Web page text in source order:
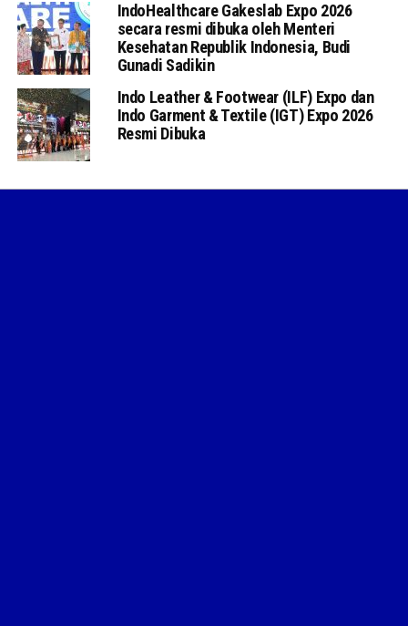
IndoHealthcare Gakeslab Expo 2026
secara resmi dibuka oleh Menteri
Kesehatan Republik Indonesia, Budi
Gunadi Sadikin
Indo Leather & Footwear (ILF) Expo dan
Indo Garment & Textile (IGT) Expo 2026
Resmi Dibuka